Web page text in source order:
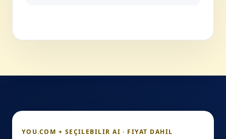
YOU.COM + SEÇILEBILIR AI · FIYAT DAHIL